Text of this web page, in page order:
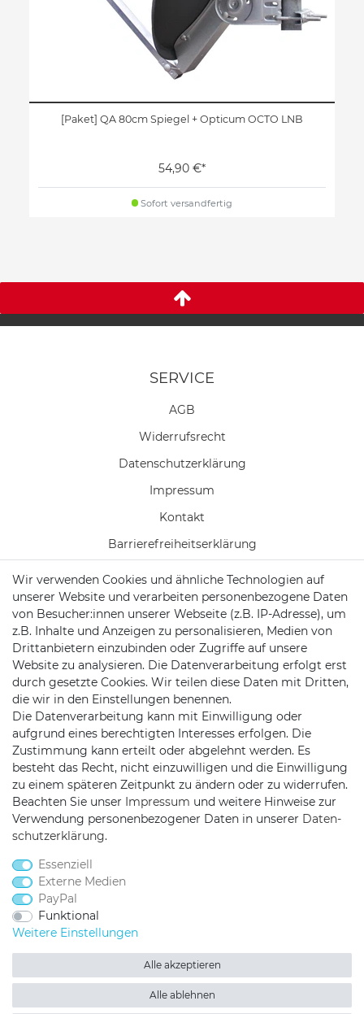
[Paket] QA 80cm Spiegel + Opticum OCTO LNB
54,90 €*
Sofort versandfertig
SERVICE
AGB
Widerrufs­recht
Daten­schutz­erklärung
Impressum
Kontakt
Barrierefreiheitserklärung
Vertrag widerrufen
Batterieentsorgung
Versand/ Zahlung
KONTAKT
Telefon:0451/29360810
Mail:info@netshop25.de
Auf der Wasch 6
Netshop 25 auf Facebook
Netshop 25 auf Twitter
Netshop 25 auf
Netshop 25 auf
Netshop
Wir verwenden Cookies und ähnliche Technologien auf
unserer Website und verarbeiten personenbezogene Daten
von Besucher:innen unserer Webseite (z.B. IP-Adresse), um
z.B. Inhalte und Anzeigen zu personalisieren, Medien von
Drittanbietern einzubinden oder Zugriffe auf unsere
Website zu analysieren. Die Datenverarbeitung erfolgt erst
durch gesetzte Cookies. Wir teilen diese Daten mit Dritten,
die wir in den Einstellungen benennen.
Die Datenverarbeitung kann mit Einwilligung oder
aufgrund eines berechtigten Interesses erfolgen. Die
Zustimmung kann erteilt oder abgelehnt werden. Es
besteht das Recht, nicht einzuwilligen und die Einwilligung
zu einem späteren Zeitpunkt zu ändern oder zu widerrufen.
Beachten Sie unser Impressum und weitere Hinweise zur
Verwendung personenbezogener Daten in unserer Daten­
schutz­erklärung.
Essenziell
Externe Medien
PayPal
Funktional
Weitere Einstellungen
Alle akzeptieren
Alle ablehnen